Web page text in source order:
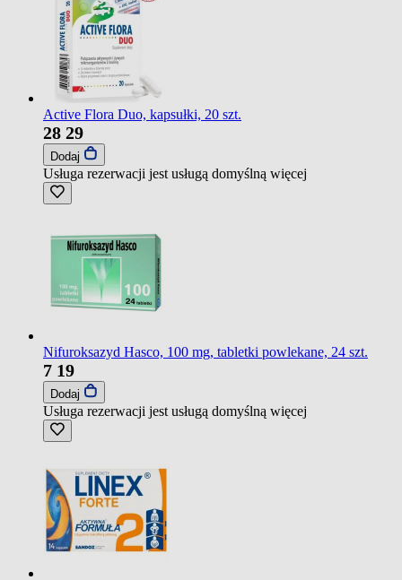
Active Flora Duo, kapsułki, 20 szt.
28 29
Dodaj
Usługa rezerwacji jest usługą domyślną więcej
Nifuroksazyd Hasco, 100 mg, tabletki powlekane, 24 szt.
7 19
Dodaj
Usługa rezerwacji jest usługą domyślną więcej